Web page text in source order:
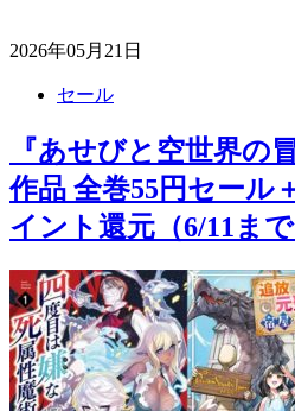
2026年05月21日
セール
『あせびと空世界の
作品 全巻55円セール
イント還元（6/11まで